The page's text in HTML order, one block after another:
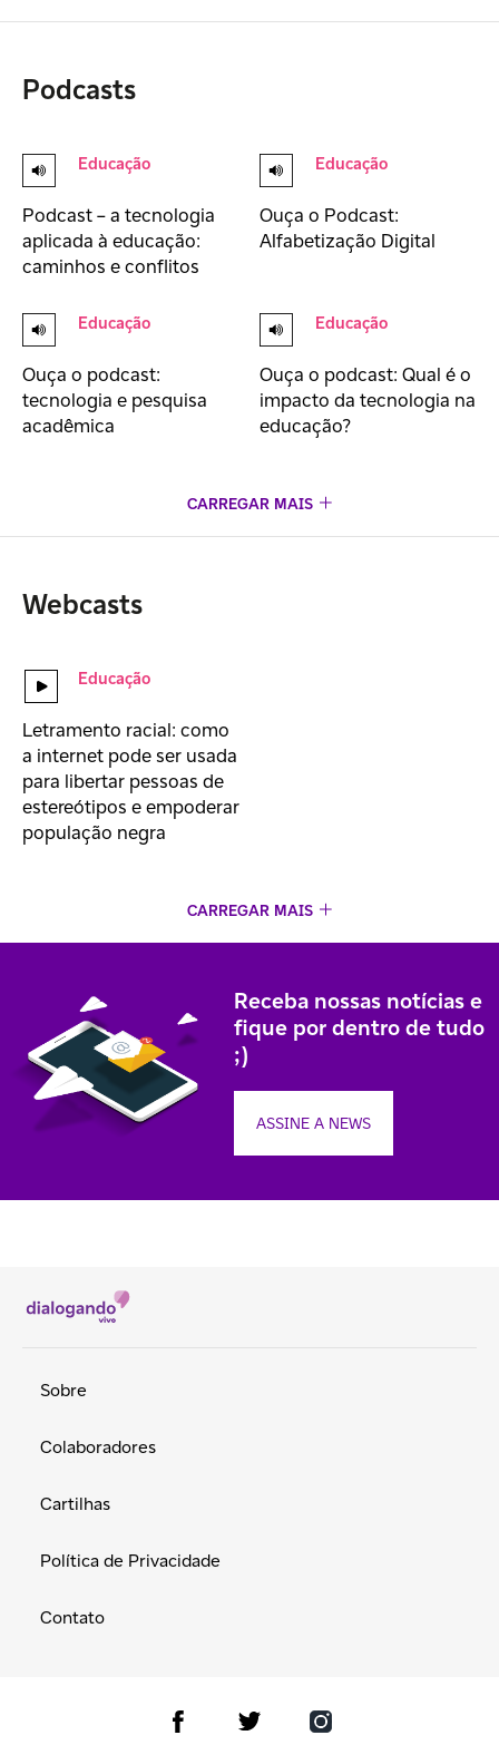
Podcasts
Educação
Podcast – a tecnologia
aplicada à educação:
caminhos e conflitos
Educação
Ouça o Podcast:
Alfabetização Digital
Educação
Ouça o podcast:
tecnologia e pesquisa
acadêmica
Educação
Ouça o podcast: Qual é o
impacto da tecnologia na
educação?
CARREGAR MAIS
Webcasts
Educação
Letramento racial: como
a internet pode ser usada
para libertar pessoas de
estereótipos e empoderar
população negra
CARREGAR MAIS
Receba nossas notícias e
fique por dentro de tudo
;)
ASSINE A NEWS
Sobre
Colaboradores
Cartilhas
Política de Privacidade
Contato